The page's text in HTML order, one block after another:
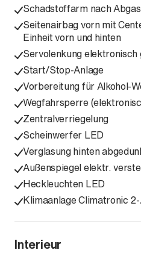
Schadstoffarm nach
Seitenairbag vorn mit
Einheit vorn und hinten
Servolenkung
Start/Stop-Anlage
Vorbereitung für Alkohol-
Wegfahrsperre
Zentralverriegelung
Scheinwerfer LED
Verglasung hinten
Außenspiegel elektr.
Heckleuchten LED
Klimaanlage Climatronic
Interieur